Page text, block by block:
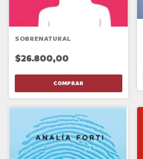
SOBRENATURAL
$26.800,00